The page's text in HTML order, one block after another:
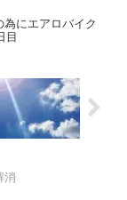
にエアロバイク
目
消